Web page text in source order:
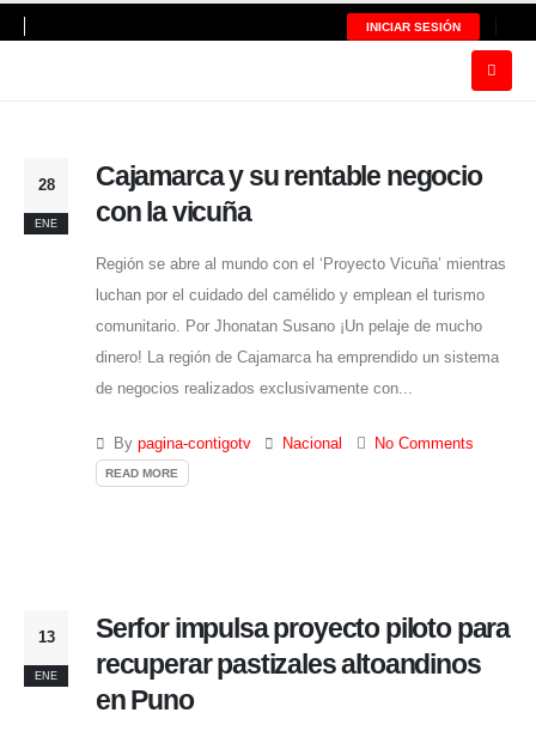
INICIAR SESIÓN
28
ENE
Cajamarca y su rentable negocio
con la vicuña
Región se abre al mundo con el ‘Proyecto Vicuña’ mientras
luchan por el cuidado del camélido y emplean el turismo
comunitario. Por Jhonatan Susano ¡Un pelaje de mucho
dinero! La región de Cajamarca ha emprendido un sistema
de negocios realizados exclusivamente con...
By pagina-contigotv Nacional No Comments
READ MORE
13
ENE
Serfor impulsa proyecto piloto para
recuperar pastizales altoandinos
en Puno